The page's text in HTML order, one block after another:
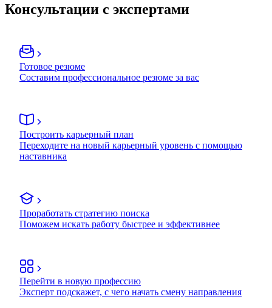
Консультации с экспертами
Готовое резюме
Составим профессиональное резюме за вас
Построить карьерный план
Переходите на новый карьерный уровень с помощью
наставника
Проработать стратегию поиска
Поможем искать работу быстрее и эффективнее
Перейти в новую профессию
Эксперт подскажет, с чего начать смену направления